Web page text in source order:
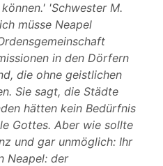
'Schwester M.
müsse Neapel
in den Dörfern
die ohne geistlichen
Sie sagt, die Städte
hätten kein Bedürfnis
Gottes. Aber wie sollte
und gar unmöglich: Ihr
Neapel: der